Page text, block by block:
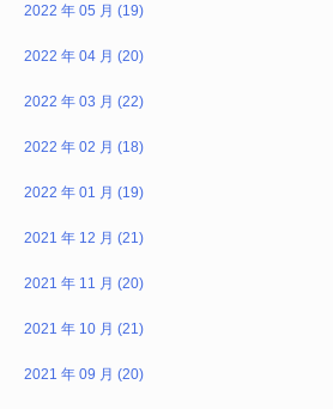
2022 年 05 月 (19)
2022 年 04 月 (20)
2022 年 03 月 (22)
2022 年 02 月 (18)
2022 年 01 月 (19)
2021 年 12 月 (21)
2021 年 11 月 (20)
2021 年 10 月 (21)
2021 年 09 月 (20)